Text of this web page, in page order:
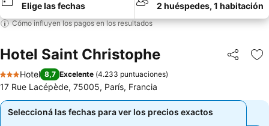
Elige las fechas 2 huéspedes, 1 habitación
Cómo influyen los pagos en los resultados
Hotel Saint Christophe Compartir
3 Estrellas
Hotel 8,7 Excelente (4.233 puntuaciones)
17 Rue Lacépède, 75005, París, Francia
Seleccioná las fechas para ver los precios exactos
Seleccioná las fechas para ver los precios exactos